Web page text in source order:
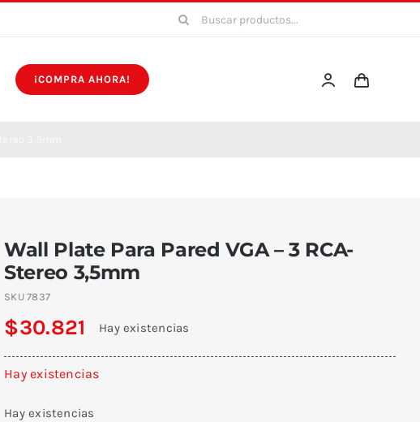
Buscar:
¡COMPRA AHORA!
Wall Plate Para Pared VGA – 3 RCA-
Stereo 3,5mm
SKU7837
$30.821 Hay existencias
Hay existencias
Hay existencias